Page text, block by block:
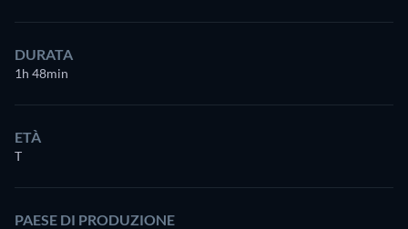
DURATA
1h 48min
ETÀ
T
PAESE DI PRODUZIONE